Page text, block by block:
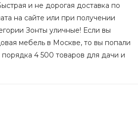
и не дорогая доставка по
на сайте или при получении
Зонты уличные! Если вы
мебель в Москве, то вы попали
4 500 товаров для дачи и